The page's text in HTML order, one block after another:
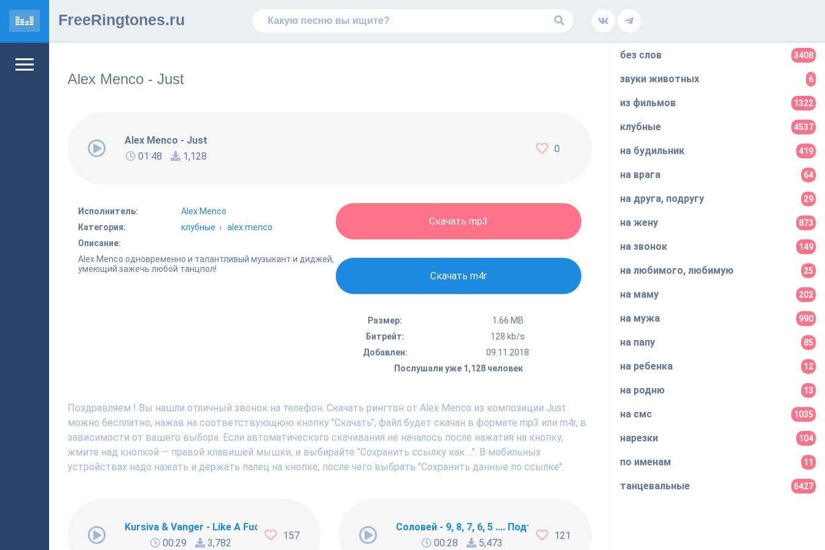
FreeRingtones.ru
Alex Menco - Just
Alex Menco - Just
01:48
1,128
0
Исполнитель:
Alex Menco
Категория:
клубные › alex menco
Описание:
Alex Menco одновременно и талантливый музыкант и диджей,
умеющий зажечь любой танцпол!
Скачать mp3
Скачать m4r
Размер:
1.66 MB
Битрейт:
128 kb/s
Добавлен:
09.11.2018
Послушали уже 1,128 человек
Поздравляем ! Вы нашли отличный звонок на телефон. Скачать рингтон от Alex Menco из композиции Just
можно бесплатно, нажав на соответствующюю кнопку "Скачать", файл будет скачан в формате mp3 или m4r, в
зависимости от вашего выбора. Если автоматического скачивания не началось после нажатия на кнопку,
жмите над кнопкой — правой клавишей мышки, и выбирайте "Сохранить ссылку как ...". В мобильных
устройствах надо нажать и держать палец на кнопке, после чего выбрать "Сохранить данные по ссылке".
Kursiva & Vanger - Like A Fucking Newbie
00:29
3,782
157
Соловей - 9, 8, 7, 6, 5 .... Подъём !!!
00:28
5,473
121
без слов 3408
звуки животных 6
из фильмов 1322
клубные 4537
на будильник 419
на врага 64
на друга, подругу 29
на жену 873
на звонок 149
на любимого, любимую 25
на маму 202
на мужа 990
на папу 85
на ребенка 12
на родню 13
на смс 1035
нарезки 104
по именам 11
танцевальные 6427